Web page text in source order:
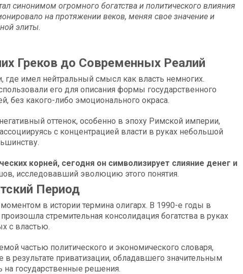
синонимом огромного богатства и политического влияния
на протяжении веков, меняя свое значение и
элиты.
Греков до Современных Реалий
где имел нейтральный смысл как власть немногих.
его для описания формы государственного
без какого-либо эмоционального окраса.
оттенок, особенно в эпоху Римской империи,
с концентрацией власти в руках небольшой
корней, сегодня он символизирует слияние денег и
исследовавший эволюцию этого понятия.
Период
в истории термина олигарх. В 1990-е годы в
стремительная консолидация богатства в руках
с властью.
частью политического и экономического словаря,
в результате приватизации, обладавшего значительным
на государственные решения.